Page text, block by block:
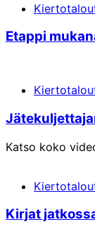
Etappi
Katso koko
Kirjat